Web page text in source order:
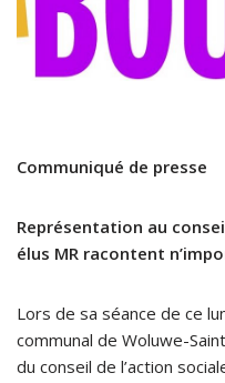
Communiqué de presse
Représentation au
élus MR racontent
Lors de sa séance de ce
communal de Woluwe-
du conseil de l’action